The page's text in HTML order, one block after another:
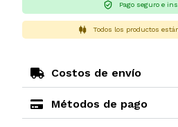
Pago seguro e
Todos los productos
Costos de envío
Métodos de pago